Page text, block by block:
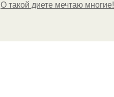
О такой диете мечтаю многие!